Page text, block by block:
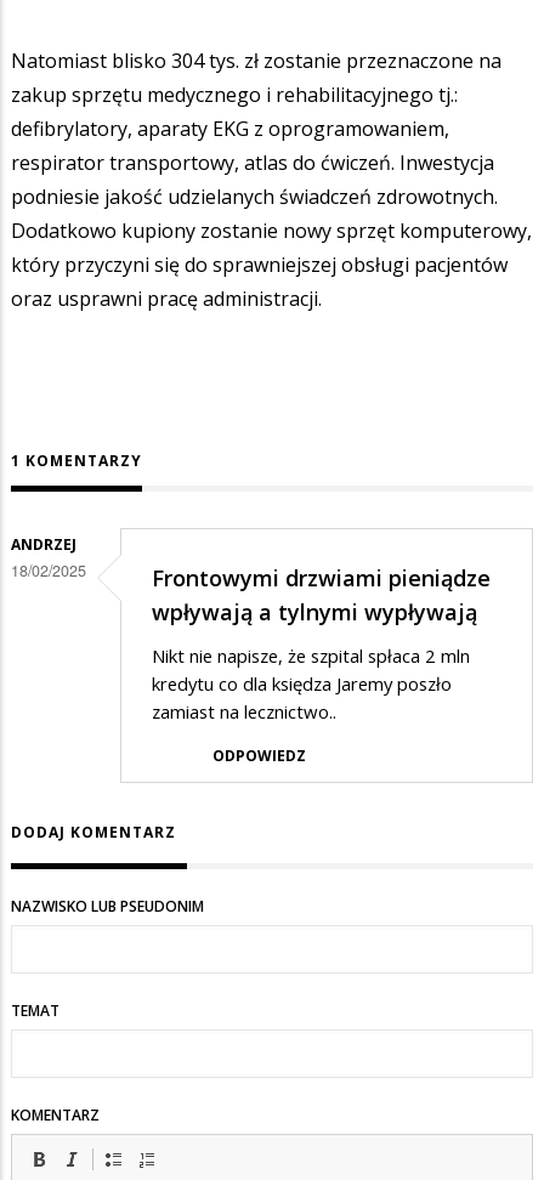
Natomiast blisko 304 tys. zł zostanie przeznaczone na
zakup sprzętu medycznego i rehabilitacyjnego tj.:
defibrylatory, aparaty EKG z oprogramowaniem,
respirator transportowy, atlas do ćwiczeń. Inwestycja
podniesie jakość udzielanych świadczeń zdrowotnych.
Dodatkowo kupiony zostanie nowy sprzęt komputerowy,
który przyczyni się do sprawniejszej obsługi pacjentów
oraz usprawni pracę administracji.
1 KOMENTARZY
ANDRZEJ
18/02/2025
Frontowymi drzwiami pieniądze
wpływają a tylnymi wypływają
Nikt nie napisze, że szpital spłaca 2 mln
kredytu co dla księdza Jaremy poszło
zamiast na lecznictwo..
ODPOWIEDZ
DODAJ KOMENTARZ
NAZWISKO LUB PSEUDONIM
TEMAT
KOMENTARZ